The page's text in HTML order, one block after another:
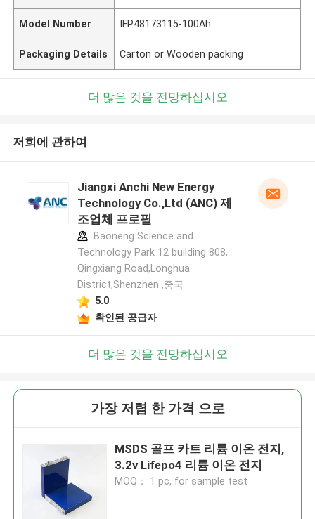
Model Number IFP48173115-100Ah
Packaging Details Carton or Wooden packing
더 많은 것을 전망하십시오
저희에 관하여
Jiangxi Anchi New Energy
Technology Co.,Ltd (ANC) 제
조업체 프로필
Baoneng Science and
Technology Park 12 building 808,
Qingxiang Road,Longhua
District,Shenzhen ,중국
5.0
확인된 공급자
더 많은 것을 전망하십시오
가장 저렴 한 가격 으로
MSDS 골프 카트 리튬 이온 전지,
3.2v Lifepo4 리튬 이온 전지
MOQ： 1 pc, for sample test